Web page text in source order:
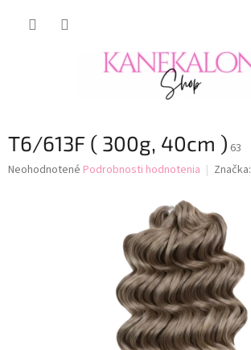
T6/613F ( 300g, 40cm ) 63
Priemerné
Neohodnotené Podrobnosti hodnotenia Značka: